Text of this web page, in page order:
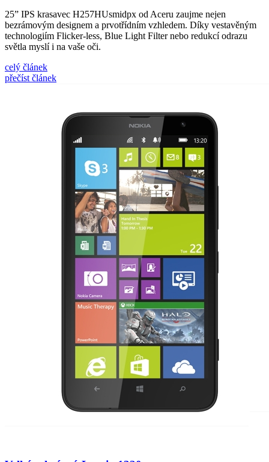
25” IPS krasavec H257HUsmidpx od Aceru zaujme nejen
bezrámovým designem a prvotřídním vzhledem. Díky vestavěným
technologiím Flicker-less, Blue Light Filter nebo redukcí odrazu
světla myslí i na vaše oči.
celý článek
přečíst článek